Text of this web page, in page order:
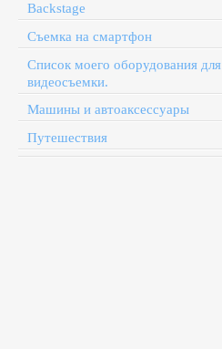
Backstage
Съемка на смартфон
Список моего оборудования для
видеосъемки.
Машины и автоаксессуары
Путешествия